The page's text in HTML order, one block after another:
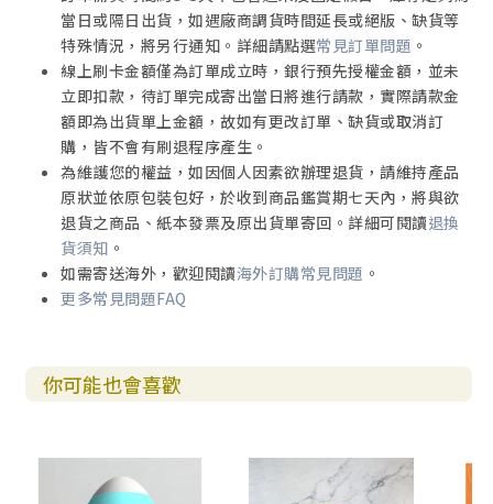
當日或隔日出貨，如遇廠商調貨時間延長或絕版、缺貨等
特殊情況，將另行通知。詳細請點選常見訂單問題 。
線上刷卡金額僅為訂單成立時，銀行預先授權金額，並未
立即扣款，待訂單完成寄出當日將進行請款，實際請款金
額即為出貨單上金額，故如有更改訂單、缺貨或取消訂
購，皆不會有刷退程序產生。
為維護您的權益，如因個人因素欲辦理退貨，請維持產品
原狀並依原包裝包好，於收到商品鑑賞期七天內，將與欲
退貨之商品、紙本發票及原出貨單寄回。詳細可閱讀退換
貨須知 。
如需寄送海外，歡迎閱讀海外訂購常見問題 。
更多常見問題FAQ
你可能也會喜歡